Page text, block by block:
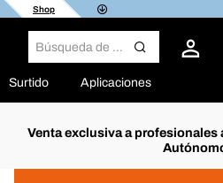
Shop
Surtido Aplicaciones
Venta exclusiva a profesionales
Filtro